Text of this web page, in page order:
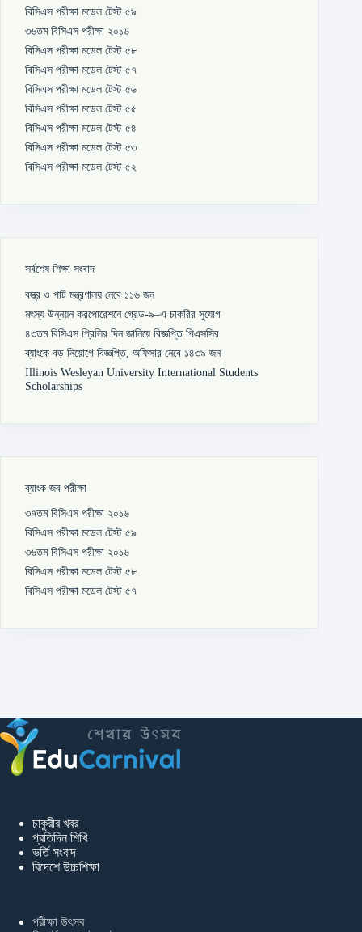
বিসিএস পরীক্ষা মডেল টেস্ট ৫৯
৩৬তম বিসিএস পরীক্ষা ২০১৬
বিসিএস পরীক্ষা মডেল টেস্ট ৫৮
বিসিএস পরীক্ষা মডেল টেস্ট ৫৭
বিসিএস পরীক্ষা মডেল টেস্ট ৫৬
বিসিএস পরীক্ষা মডেল টেস্ট ৫৫
বিসিএস পরীক্ষা মডেল টেস্ট ৫৪
বিসিএস পরীক্ষা মডেল টেস্ট ৫৩
বিসিএস পরীক্ষা মডেল টেস্ট ৫২
সর্বশেষ শিক্ষা সংবাদ
বস্ত্র ও পাট মন্ত্রণালয় নেবে ১১৬ জন
মৎস্য উন্নয়ন করপোরেশনে গ্রেড-৯–এ চাকরির সুযোগ
৪৩তম বিসিএস প্রিলির দিন জানিয়ে বিজ্ঞপ্তি পিএসসির
ব্যাংকে বড় নিয়োগে বিজ্ঞপ্তি, অফিসার নেবে ১৪৩৯ জন
Illinois Wesleyan University International Students
Scholarships
ব্যাংক জব পরীক্ষা
৩৭তম বিসিএস পরীক্ষা ২০১৬
বিসিএস পরীক্ষা মডেল টেস্ট ৫৯
৩৬তম বিসিএস পরীক্ষা ২০১৬
বিসিএস পরীক্ষা মডেল টেস্ট ৫৮
বিসিএস পরীক্ষা মডেল টেস্ট ৫৭
চাকুরীর খবর
প্রতিদিন শিখি
ভর্তি সংবাদ
বিদেশে উচ্চশিক্ষা
পরীক্ষা উৎসব